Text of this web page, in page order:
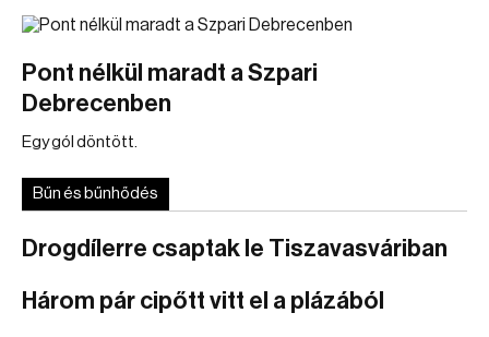
Pont nélkül maradt a Szpari
Debrecenben
Egy gól döntött.
Bűn és bűnhődés
Drogdílerre csaptak le Tiszavasváriban
Három pár cipőtt vitt el a plázából